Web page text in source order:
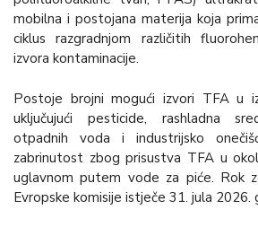
mobilna i postojana materija koja
ciklus razgradnjom različitih
izvora kontaminacije.
Postoje brojni mogući izvori TFA u
uključujući pesticide, rashladna
otpadnih voda i industrijsko
zabrinutost zbog prisustva TFA u
uglavnom putem vode za piće. Rok
Evropske komisije istječe 31. jula 2026.